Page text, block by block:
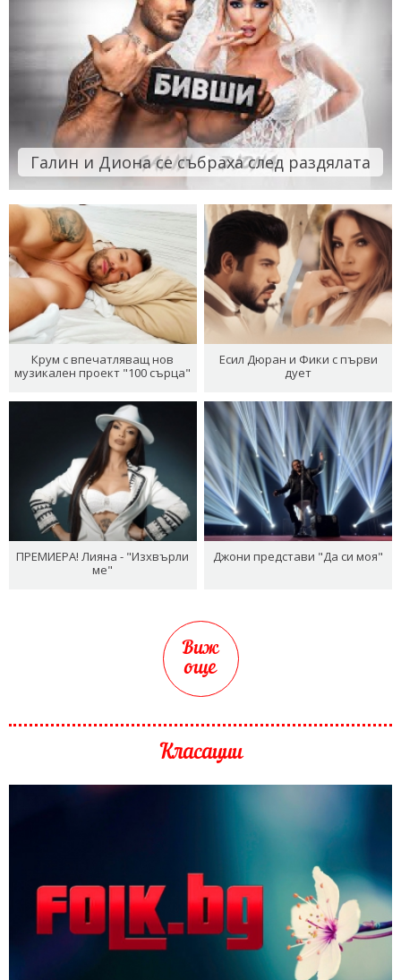
Галин и Диона се събраха след раздялата
Крум с впечатляващ нов
музикален проект "100 сърца"
Есил Дюран и Фики с първи
дует
ПРЕМИЕРА! Лияна - "Изхвърли
ме"
Джони представи "Да си моя"
Виж
още
Класации